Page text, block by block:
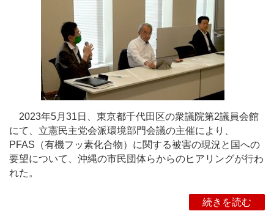
2023年5月31日、東京都千代田区の衆議院第2議員会館
にて、立憲民主党会派環境部門会議の主催により、
PFAS（有機フッ素化合物）に関する被害の現況と国への
要望について、沖縄の市民団体らからのヒアリングが行わ
れた。
続きを読む